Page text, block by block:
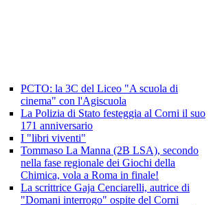
PCTO: la 3C del Liceo "A scuola di
cinema" con l'Agiscuola
La Polizia di Stato festeggia al Corni il suo
171 anniversario
I "libri viventi"
Tommaso La Manna (2B LSA), secondo
nella fase regionale dei Giochi della
Chimica, vola a Roma in finale!
La scrittrice Gaja Cenciarelli, autrice di
"Domani interrogo" ospite del Corni